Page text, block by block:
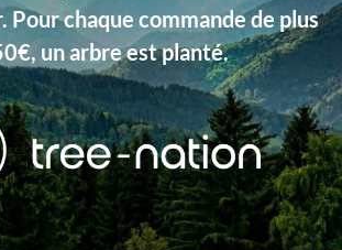
Unis
Pour chaque commande de plus
un arbre est planté.